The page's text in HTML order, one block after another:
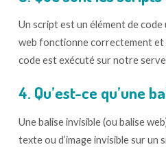
Un script est un élément de
web fonctionne correctement et
code est exécuté sur notre
4. Qu’est-ce qu’une
Une balise invisible (ou balise
texte ou d’image invisible sur un